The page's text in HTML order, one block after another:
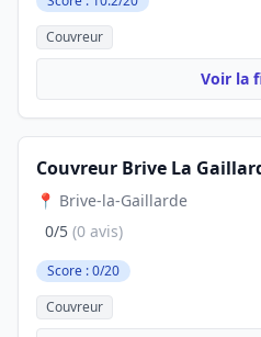
Couvreur
Voir la
Couvreur Brive La
📍 Brive-la-Gaillarde
0/5 (0 avis)
Score : 0/20
Couvreur